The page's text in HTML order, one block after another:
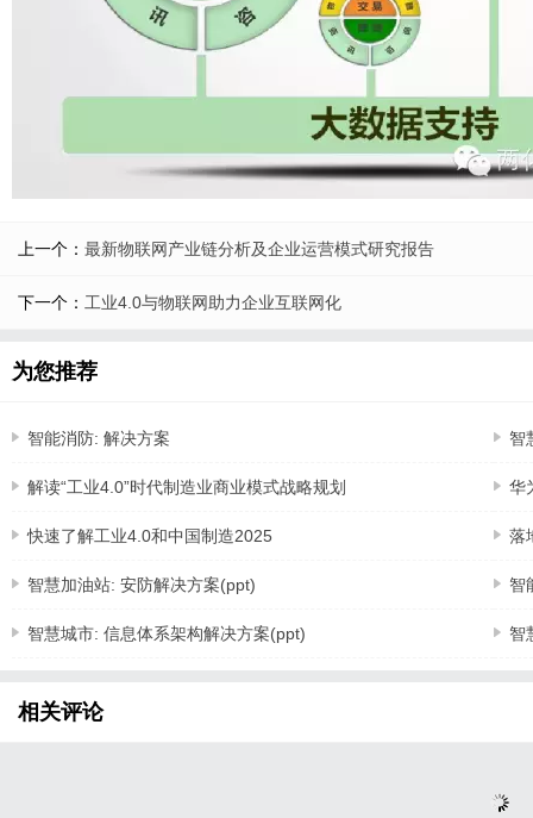
上一个： 最新物联网产业链分析及企业运营模式研究报告
下一个： 工业4.0与物联网助力企业互联网化
为您推荐
智能消防: 解决方案 智
解读“工业4.0”时代制造业商业模式战略规划 华
快速了解工业4.0和中国制造2025 落
智慧加油站: 安防解决方案(ppt) 智
智慧城市: 信息体系架构解决方案(ppt) 智
相关评论